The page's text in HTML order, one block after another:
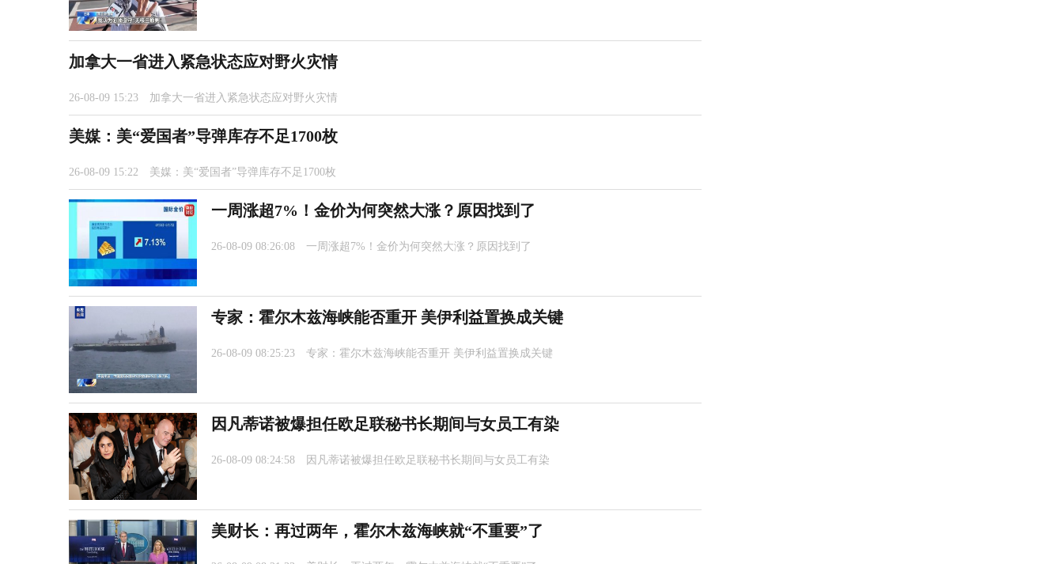
加拿大一省进入紧急状态应对野火灾情
26-08-09 15:23 加拿大一省进入紧急状态应对野火灾情
美媒：美“爱国者”导弹库存不足1700枚
26-08-09 15:22 美媒：美“爱国者”导弹库存不足1700枚
一周涨超7%！金价为何突然大涨？原因找到了
26-08-09 08:26:08 一周涨超7%！金价为何突然大涨？原因找到了
专家：霍尔木兹海峡能否重开 美伊利益置换成关键
26-08-09 08:25:23 专家：霍尔木兹海峡能否重开 美伊利益置换成关键
因凡蒂诺被爆担任欧足联秘书长期间与女员工有染
26-08-09 08:24:58 因凡蒂诺被爆担任欧足联秘书长期间与女员工有染
美财长：再过两年，霍尔木兹海峡就“不重要”了